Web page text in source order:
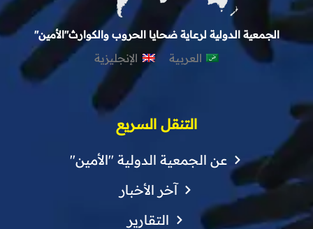
الجمعية الدولية لرعاية ضحايا الحروب والكوارث"الأمين"
العربية الإنجليزية
التنقل السريع
عن الجمعية الدولية "الأمين"
آخر الأخبار
التقارير